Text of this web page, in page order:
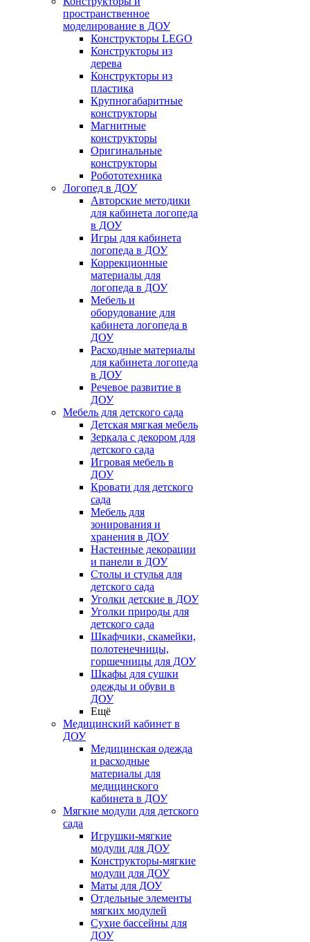
пространственное
моделирование в ДОУ
Конструкторы LEGO
Конструкторы из
дерева
Конструкторы из
пластика
Крупногабаритные
конструкторы
Магнитные
конструкторы
Оригинальные
конструкторы
Робототехника
Логопед в ДОУ
Авторские методики
для кабинета логопеда
в ДОУ
Игры для кабинета
логопеда в ДОУ
Коррекционные
материалы для
логопеда в ДОУ
Мебель и
оборудование для
кабинета логопеда в
ДОУ
Расходные материалы
для кабинета логопеда
в ДОУ
Речевое развитие в
ДОУ
Мебель для детского сада
Детская мягкая мебель
Зеркала с декором для
детского сада
Игровая мебель в
ДОУ
Кровати для детского
сада
Мебель для
зонирования и
хранения в ДОУ
Настенные декорации
и панели в ДОУ
Столы и стулья для
детского сада
Уголки детские в ДОУ
Уголки природы для
детского сада
Шкафчики, скамейки,
полотенечницы,
горшечницы для ДОУ
Шкафы для сушки
одежды и обуви в
ДОУ
Ещё
Медицинский кабинет в
ДОУ
Медицинская одежда
и расходные
материалы для
медицинского
кабинета в ДОУ
Мягкие модули для детского
сада
Игрушки-мягкие
модули для ДОУ
Конструкторы-мягкие
модули для ДОУ
Маты для ДОУ
Отдельные элементы
мягких модулей
Сухие бассейны для
ДОУ